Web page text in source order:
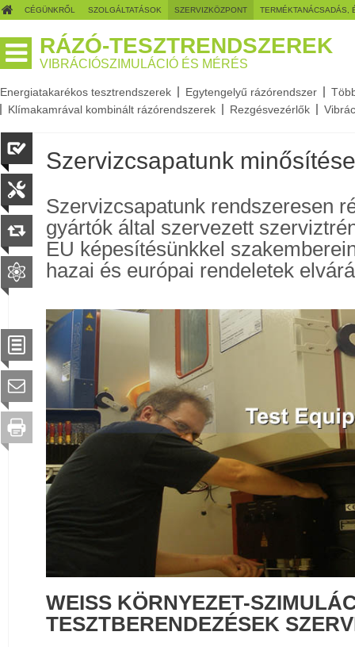
CÉGÜNKRŐL SZOLGÁLTATÁSOK SZERVIZKÖZPONT TERMÉKTANÁCSADÁS,
RÁZÓ-TESZTRENDSZEREK
VIBRÁCIÓSZIMULÁCIÓ ÉS MÉRÉS
Energiatakarékos tesztrendszerek Egytengelyű rázórendszer
Klímakamrával kombinált rázórendszerek
Rezgésvezérlők
Szervizcsapatunk
Szervizcsapatunk rendszeresen
gyártók által szervezett
EU képesítésünkkel
hazai és európai rendeletek
WEISS KÖRNYEZET-
TESZTBERENDEZÉSEK